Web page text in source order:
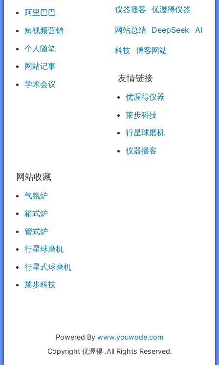
阿里巴巴
短视频营销
个人随笔
网站记事
学术会议
仪器播客 优渥得仪器
网站总结 DeepSeek AI
科技 博客网站
友情链接
优渥得仪器
莱步科技
行星球磨机
仪器播客
网站收藏
气氛炉
箱式炉
管式炉
行星球磨机
行星式球磨机
莱步科技
Powered By www.youwode.com
Copyright 优渥得 .All Rights Reserved.